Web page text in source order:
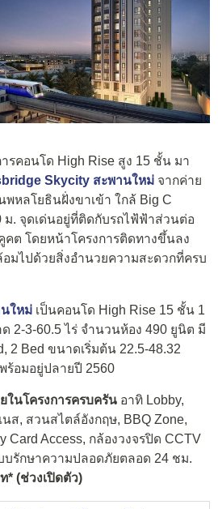
รคอนโด High Rise สูง 15 ชั้น มา
Skycity สะพานใหม่ จากค่าย
พหลโยธินฝั่งขาเข้า ใกล้ Big C
. จุดเด่นอยู่ที่ติดกับรถไฟ้ฟ้าส่วนต่อ
ต โดยหน้าโครงการติดทางขึ้นลง
มไปด้วยสิ่งอำนวยความสะดวกที่ครบ
ใหม่ เป็นคอนโด High Rise 15 ชั้น 1
2-3-60.5 ไร่ จำนวนห้อง 490 ยูนิต มี
2 Bed ขนาดเริ่มต้น 22.5-48.32
ร้อมอยู่ปลายปี 2560
ในโครงการครบครัน อาทิ Lobby,
นส, สวนสไตล์อังกฤษ, BBQ Zone,
Card Access, กล้องวงจรปิด CCTV
บรักษาความปลอดภัยตลอด 24 ชม.
* (ช่วงเปิดตัว)